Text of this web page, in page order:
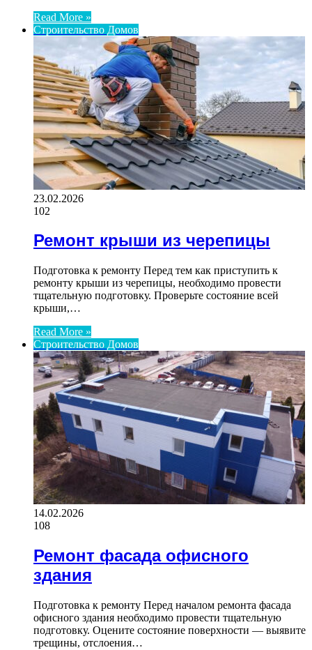
Read More »
Строительство Домов
23.02.2026
102
Ремонт крыши из черепицы
Подготовка к ремонту Перед тем как приступить к
ремонту крыши из черепицы, необходимо провести
тщательную подготовку. Проверьте состояние всей
крыши,…
Read More »
Строительство Домов
14.02.2026
108
Ремонт фасада офисного
здания
Подготовка к ремонту Перед началом ремонта фасада
офисного здания необходимо провести тщательную
подготовку. Оцените состояние поверхности — выявите
трещины, отслоения…